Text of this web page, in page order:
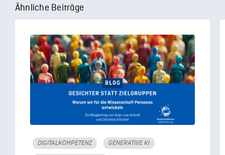
Ähnliche Beiträge
DIGITALKOMPETENZ GENERATIVE KI